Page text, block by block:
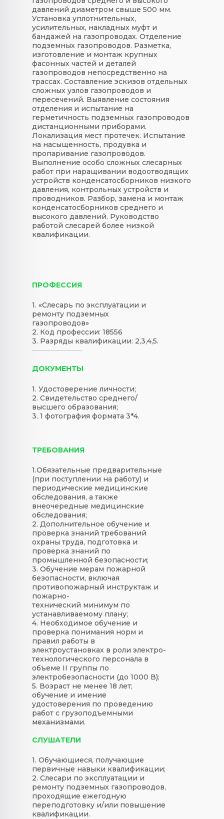
давлений диаметром свыше 500 мм.
Установка уплотнительных,
усилительных, накладных муфт и
бандажей на газопроводах. Отделение
подземных газопроводов. Разметка,
изготовление и монтаж крупных
фасонных частей и деталей
газопроводов непосредственно на
трассах. Составление эскизов отдельных
сложных узлов газопроводов и
пересечений. Выявление состояния
отделения и испытание на
герметичность подземных газопроводов
дистанционными приборами.
Локализация мест протечек. Испытание
на насыщенность, продувка и
пропаривание газопроводов.
Выполнение особо сложных слесарных
работ при наращивании водоотводящих
устройств конденсатосборников низкого
давления, контрольных устройств и
проводников. Разбор, замена и монтаж
конденсатосборников среднего и
высокого давлений. Руководство
работой слесарей более низкой
квалификации.
ПРОФЕССИЯ
ДОКУМЕНТЫ
СЛУШАТЕЛИ
ТРЕБОВАНИЯ
1. «Слесарь по эксплуатации и
ремонту подземных
газопроводов»
2. Код профессии: 18556
3. Разряды квалификации: 2,3,4,5.
1. Удостоверение личности;
2. Свидетельство среднего/
высшего образования;
3. 1 фотография формата 3*4.
1. Обучающиеся, получающие
первичные навыки квалификации;
2. Слесари по эксплуатации и
ремонту подземных газопроводов,
проходящие ежегодную
переподготовку и/или повышение
квалификации.
1.Обязательные предварительные
(при поступлении на работу) и
периодические медицинские
обследования, а также
внеочередные медицинские
обследования;
2. Дополнительное обучение и
проверка знаний требований
охраны труда, подготовка и
проверка знаний по
промышленной безопасности;
3. Обучение мерам пожарной
безопасности, включая
противопожарный инструктаж и
пожарно-
технический минимум по
устанавливаемому плану;
4. Необходимое обучение и
проверка понимания норм и
правил работы в
электроустановках в роли электро-
технологического персонала в
объеме II группы по
электробезопасности (до 1000 В);
5. Возраст не менее 18 лет;
обучение и имение
удостоверения по проведению
работ с грузоподъемными
механизмами.